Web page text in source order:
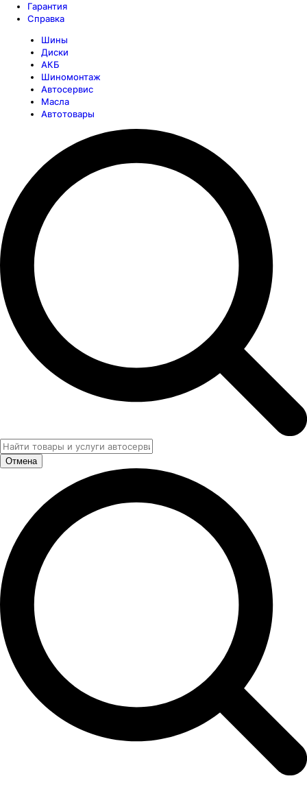
Гарантия
Справка
Шины
Диски
АКБ
Шиномонтаж
Автосервис
Масла
Автотовары
Отмена